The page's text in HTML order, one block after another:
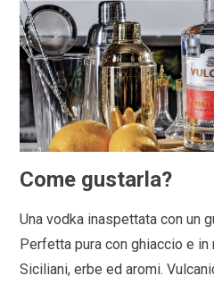
Come gustarla?
Una vodka inaspettata con un
Perfetta pura con ghiaccio e
Siciliani, erbe ed aromi.